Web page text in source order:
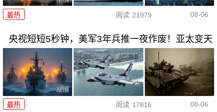
最热 阅读 21979 08-06
央视短短5秒钟，美军3年兵推一夜作废！亚太变天
最热 阅读 17816 08-06